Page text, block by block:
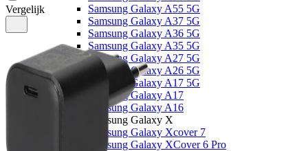
Samsung Galaxy A55 5G
Samsung Galaxy A37 5G
Samsung Galaxy A36 5G
Samsung Galaxy A35 5G
Samsung Galaxy A27 5G
Samsung Galaxy A26 5G
Samsung Galaxy A17 5G
Samsung Galaxy A17
Samsung Galaxy A16
Samsung Galaxy X
Samsung Galaxy Xcover 7
Samsung Galaxy XCover 6 Pro
Vergelijk